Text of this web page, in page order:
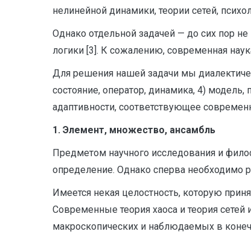
нелинейной динамики, теории сетей,
Однако отдельной задачей — до сих пор не
логики [3]. К сожалению, современная
Для решения нашей задачи мы
состояние, оператор, динамика, 4) модель,
адаптивности, соответствующее
1. Элемент, множество, ансамбль
Предметом научного исследования и
определение. Однако сперва необходимо
Имеется некая целостность, которую
Современные теория хаоса и теория сетей
макроскопических и наблюдаемых в